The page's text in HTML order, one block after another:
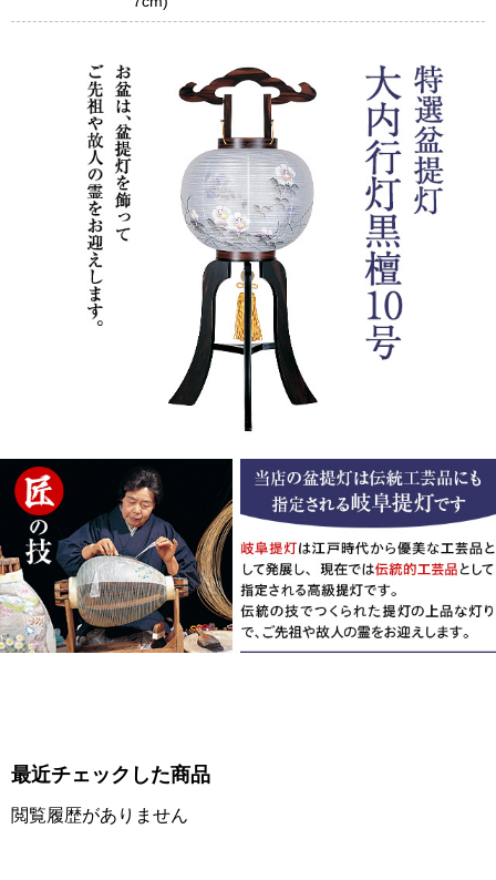
最近チェックした商品
閲覧履歴がありません